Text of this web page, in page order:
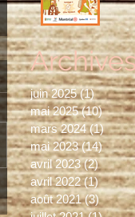
juin 2025 (1)1 post
mai 2025 (10)10
mars 2024 (1)1 post
mai 2023 (14)14
avril 2023 (2)2
avril 2022 (1)1 post
août 2021 (3)3